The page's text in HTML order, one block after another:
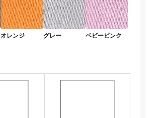
オレンジ グレー ベビーピンク